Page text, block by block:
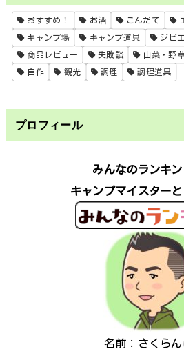
おすすめ！ お酒 こんだて
キャンプ場 キャンプ道具 ジビエ
商品レビュー 失敗談 山菜・野
自作 観光 調理 調理道具
プロフィール
みんなのランキ
キャンプマイスター
名前：さくらん